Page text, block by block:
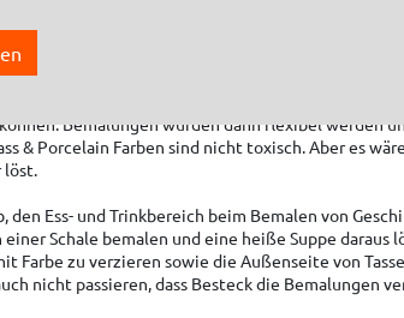
geprüft
Tests zur Prüfung von
ist, dass heiße, ölige und säurehaltige
Bemalungen würden dann flexibel werden
& Porcelain Farben sind nicht toxisch. Aber es
löst.
den Ess- und Trinkbereich beim Bemalen von
Schale bemalen und eine heiße Suppe daraus
Farbe zu verzieren sowie die Außenseite von
nicht passieren, dass Besteck die Bemalungen